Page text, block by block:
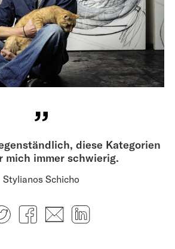
diese Kategorien
mich immer schwierig.
Stylianos Schicho
TwitterFacebook
E-mail